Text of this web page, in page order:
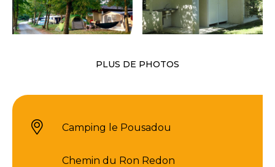
PLUS DE PHOTOS
Camping le Pousadou
Chemin du Ron Redon